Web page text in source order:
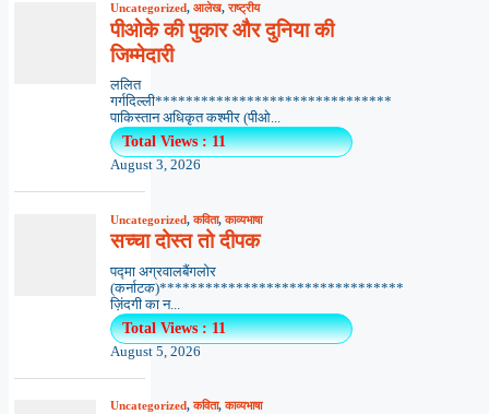
Uncategorized, आलेख,राष्ट्रीय
पीओके की पुकार और दुनिया की
जिम्मेदारी
ललित
गर्गदिल्ली*******************************
पाकिस्तान अधिकृत कश्मीर (पीओ...
Total Views : 11
August 3, 2026
Uncategorized,कविता,काव्यभाषा
सच्चा दोस्त तो दीपक
पद्मा अग्रवालबैंगलोर
(कर्नाटक)********************************
ज़िंदगी का न...
Total Views : 11
August 5, 2026
Uncategorized,कविता,काव्यभाषा